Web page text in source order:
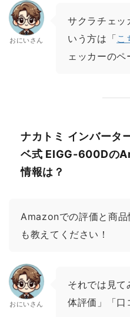
おにいさん
サクラチェッ
いう方は「こ
ェッカーのペ
ナカトミ インバータ
ベ式 EIGG-600Dの
情報は？
Amazonでの評価と商品
も教えてください！
おにいさん
それでは見て
体評価」「口